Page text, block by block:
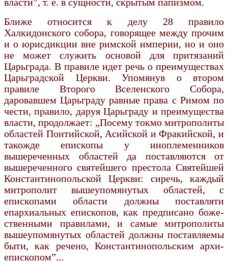
Ближе относится к делу 28 правило
Халкидонского собора, говорящее между прочим
и о юрисдикции вне римской империи, но и оно
не мо­жет служить основой для притязаний
Царьграда. В правиле идет речь о преимуществах
Царь­градской Церкви. Упомянув о втором
правиле Второго Вселенского Собора,
даровавшем Царьграду равные права с Римом по
чести, правило, даруя Царьграду и преимущества
власти, продол­жает: „Посему токмо митрополиты
областей Пон­тийской, Асийской и Фракийской, и
такожде епископы у иноплеменников
вышереченных областей да поставляются от
вышереченного святейшего пре­стола Святейшей
Константинопольской Церкви: сиречь, каждый
митрополит вышеупомянутых об­ластей, с
епископами области должны поставляти
епархиальных епископов, как предписано боже­
ственными правилами, и самые митрополиты
вышеупомянутых областей должны поставляемы
быти, как речено, Константинопольским архи­
епископом”...